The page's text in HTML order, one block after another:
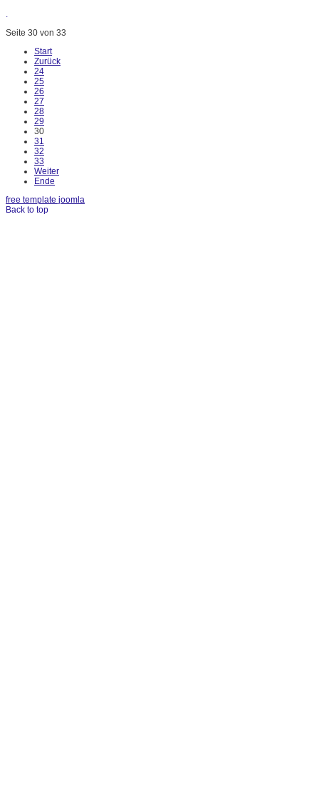
.
Seite 30 von 33
Start
Zurück
24
25
26
27
28
29
30
31
32
33
Weiter
Ende
free template joomla
Back to top